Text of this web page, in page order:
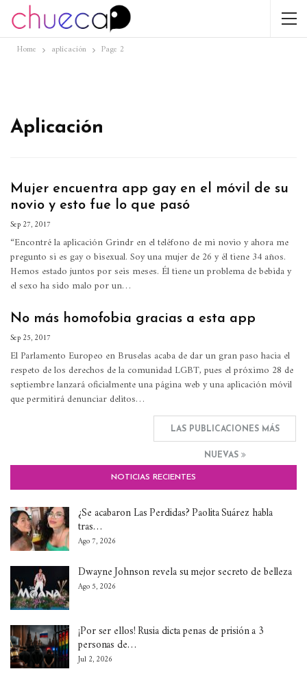
Home aplicación Page 2
Aplicación
Mujer encuentra app gay en el móvil de su
novio y esto fue lo que pasó
Sep 27, 2017
“Encontré la aplicación Grindr en el teléfono de mi novio y ahora me
pregunto si es gay o bisexual. Soy una mujer de 26 y él tiene 34 años.
Hemos estado juntos por seis meses. Él tiene un problema de bebida y
el sexo ha sido malo por un…
No más homofobia gracias a esta app
Sep 25, 2017
El Parlamento Europeo en Bruselas acaba de dar un gran paso hacia el
respeto de los derechos de la comunidad LGBT, pues el próximo 28 de
septiembre lanzará oficialmente una página web y una aplicación móvil
que permitirá denunciar delitos…
LAS PUBLICACIONES MÁS
NUEVAS
NOTICIAS RECIENTES
¿Se acabaron Las Perdidas? Paolita Suárez habla
tras…
Ago 7, 2026
Dwayne Johnson revela su mejor secreto de belleza
Ago 5, 2026
¡Por ser ellos! Rusia dicta penas de prisión a 3
personas de…
Jul 2, 2026